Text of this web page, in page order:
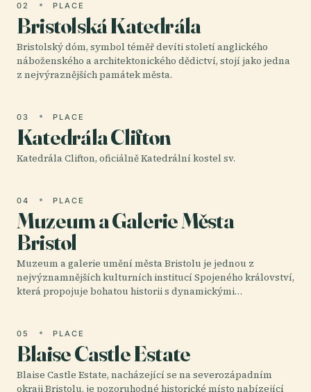
02 PLACE
Bristolská Katedrála
Bristolský dóm, symbol téměř devíti století anglického
náboženského a architektonického dědictví, stojí jako jedna
z nejvýraznějších památek města.
03 PLACE
Katedrála Clifton
Katedrála Clifton, oficiálně Katedrální kostel sv.
04 PLACE
Muzeum a Galerie Města
Bristol
Muzeum a galerie umění města Bristolu je jednou z
nejvýznamnějších kulturních institucí Spojeného království,
která propojuje bohatou historii s dynamickými…
05 PLACE
Blaise Castle Estate
Blaise Castle Estate, nacházející se na severozápadním
okraji Bristolu, je pozoruhodné historické místo nabízející